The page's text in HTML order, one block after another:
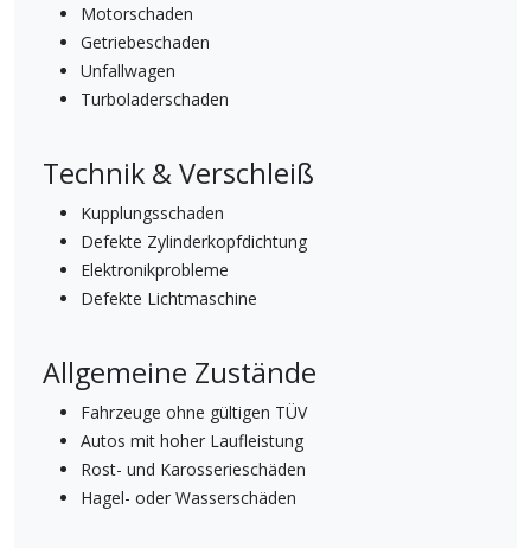
Motorschaden
Getriebeschaden
Unfallwagen
Turboladerschaden
Technik & Verschleiß
Kupplungsschaden
Defekte Zylinderkopfdichtung
Elektronikprobleme
Defekte Lichtmaschine
Allgemeine Zustände
Fahrzeuge ohne gültigen TÜV
Autos mit hoher Laufleistung
Rost- und Karosserieschäden
Hagel- oder Wasserschäden